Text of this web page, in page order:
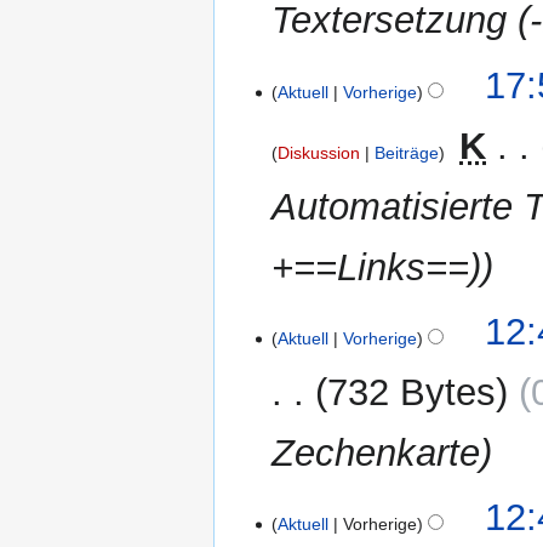
Textersetzung (-
MärzAktuell Vorherige
Diskussion Beiträge
K
Automatisierte
+==Links==)
MärzAktuell Vorherige
732 Bytes
Zechenkarte
Aktuell Vorherige